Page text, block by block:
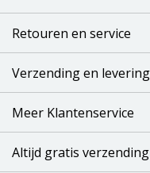
Retouren en service
Verzending en levering
Meer Klantenservice
Altijd gratis verzending